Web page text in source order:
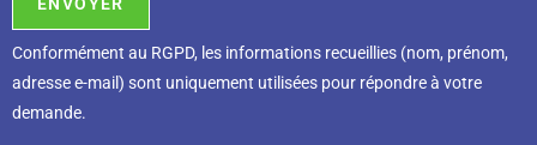
Conformément au RGPD, l es informations recueillies (nom, prénom,
adresse e-mail) sont uniquement utilisées pour répondre à votre
demande.